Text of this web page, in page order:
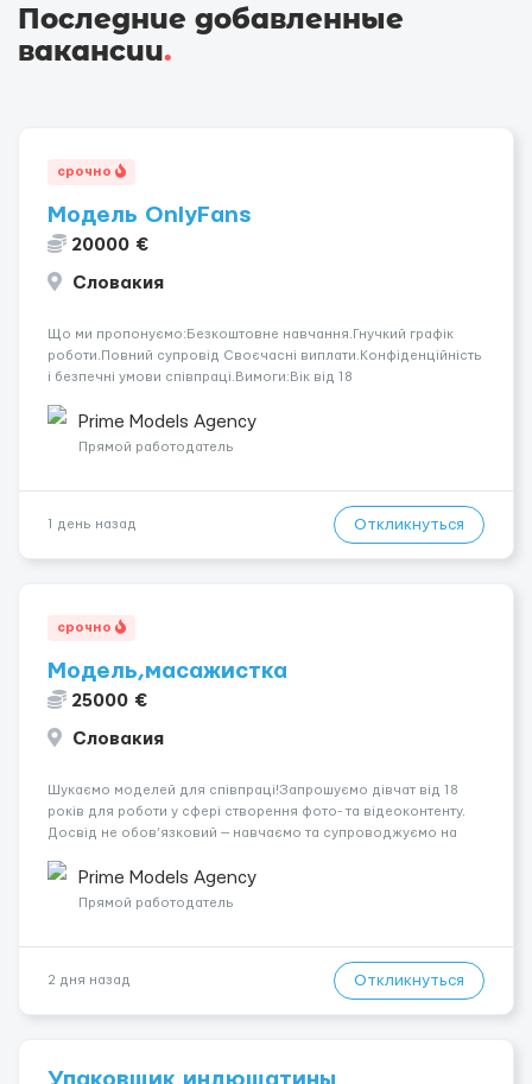
Последние добавленные
вакансии.
срочно
Модель OnlyFans
20000 €
Словакия
Що ми пропонуємо:Безкоштовне навчання.Гнучкий графік
роботи.Повний супровід Своєчасні виплати.Конфіденційність
і безпечні умови співпраці.Вимоги:Вік від 18
розвиватися.Досвід не обов’язковий.Якщо вас зацікавила
вакансія — залишайте відгук, і ми зв’яжемося ...
Prime Models Agency
Прямой работодатель
1 день назад Откликнуться
срочно
Модель,масажистка
25000 €
Словакия
Шукаємо моделей для співпраці!Запрошуємо дівчат від 18
років для роботи у сфері створення фото- та відеоконтенту.
Досвід не обов’язковий — навчаємо та супроводжуємо на
конфіденційність і професійну підтримку. Працюємо офіційно,
поважаємо особ...
Prime Models Agency
Прямой работодатель
2 дня назад Откликнуться